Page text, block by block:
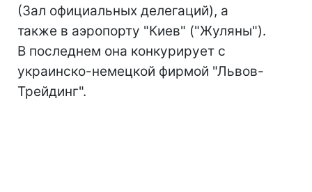
(Зал официальных делегаций), а
также в аэропорту "Киев" ("Жуляны").
В последнем она конкурирует с
украинско-немецкой фирмой "Львов-
Трейдинг".